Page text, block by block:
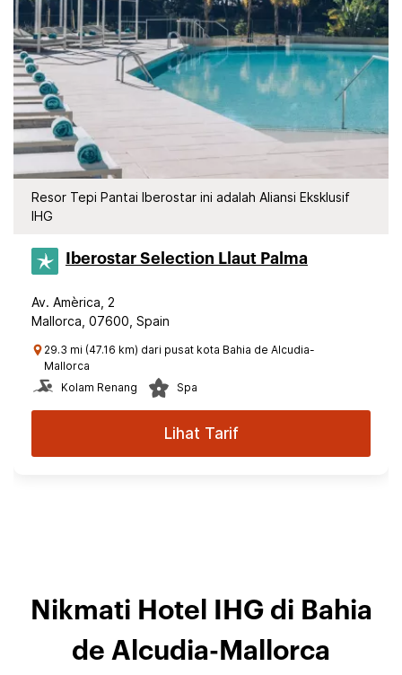
Resor Tepi Pantai Iberostar ini adalah Aliansi Eksklusif
IHG
Iberostar Selection​ Llaut Palma
Av. Amèrica, 2
Mallorca, 07600, Spain
29.3 mi (47.16 km) dari pusat kota Bahia de Alcudia-
Mallorca
Kolam Renang
Spa
Lihat Tarif
Nikmati Hotel IHG di Bahia
de Alcudia-Mallorca